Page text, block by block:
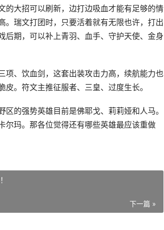
的大招可以刷新，边打边吸血才能有足够的情
。瑞文打团时，只要活着就有无限也许，打出
后期，可以补上青羽、血手、守护天使、金身
项、饮血剑，这套出装攻击力高，续航能力也
。符文主推征服者、三皇、过度生长。
的强势英雄目前是佛耶戈、莉莉娅和人马。
尔玛。那各位觉得还有哪些英雄最应该重做
下一篇 »